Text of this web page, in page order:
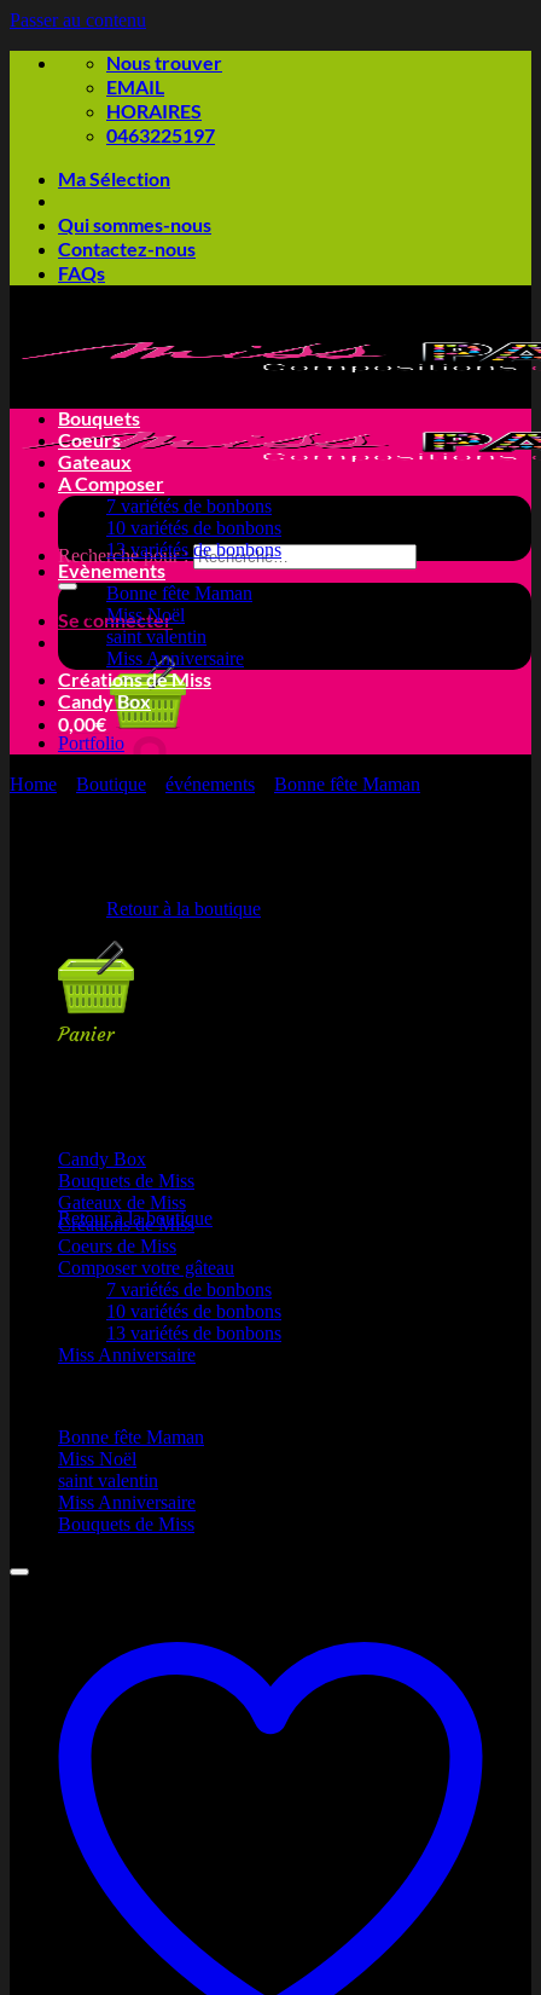
Passer au contenu
Nous trouver
EMAIL
HORAIRES
0463225197
Ma Sélection
Qui sommes-nous
Contactez-nous
FAQs
Recherche pour :
Se connecter
0,00€
Retour à la boutique
Panier
Votre panier est vide.
Retour à la boutique
Visa
PayPal
Bouquets
Coeurs
Gateaux
A Composer
7 variétés de bonbons
10 variétés de bonbons
13 variétés de bonbons
Evènements
Bonne fête Maman
Miss Noël
saint valentin
Miss Anniversaire
Créations de Miss
Candy Box
Portfolio
Home
Boutique événements Bonne fête Maman
Candy Box
Bouquets de Miss
Gateaux de Miss
Créations de Miss
Coeurs de Miss
Composer votre gâteau
7 variétés de bonbons
10 variétés de bonbons
13 variétés de bonbons
Miss Anniversaire
Bonne fête Maman
Miss Noël
saint valentin
Miss Anniversaire
Bouquets de Miss